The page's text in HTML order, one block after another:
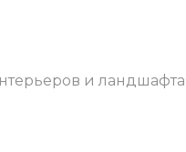
и ландшафта